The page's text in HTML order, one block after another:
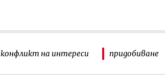
конфликт на интереси придобиване